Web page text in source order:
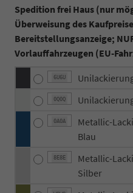
Spedition frei Haus (nur
Überweisung des
Bereitstellungsanzeige;
Vorlauffahrzeugen (EU-
6U6U
0Q0Q
0A0A
Metallic-
Blau
8E8E
Metallic-
Silber